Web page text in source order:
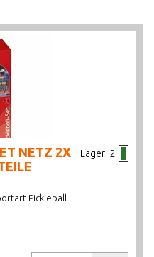
Lager: 2
NETZ 2X
Pickleball...